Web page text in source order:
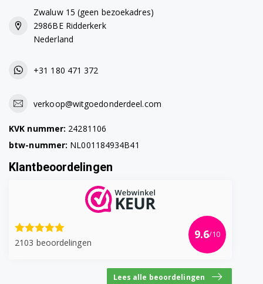
Zwaluw 15 (geen bezoekadres)
2986BE Ridderkerk
Nederland
+31 180 471 372
verkoop@witgoedonderdeel.com
KVK nummer: 24281106
btw-nummer: NL001184934B41
Klantbeoordelingen
2103 beoordelingen
9.6/10
Lees alle beoordelingen